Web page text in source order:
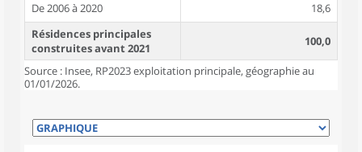
De 2006 à 2020
18,6
Résidences principales
construites avant 2021
100,0
Source : Insee, RP2023 exploitation principale, géographie au
01/01/2026.